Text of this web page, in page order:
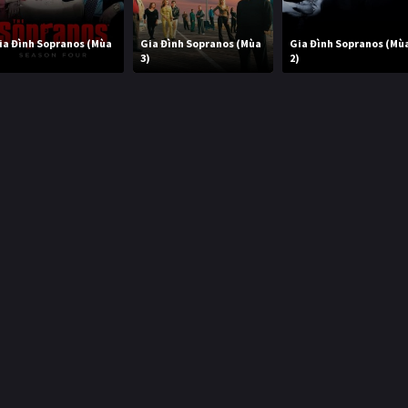
Đình Sopranos (Mùa
Gia Đình Sopranos (Mùa
3)
Gia Đình Sopranos
2)